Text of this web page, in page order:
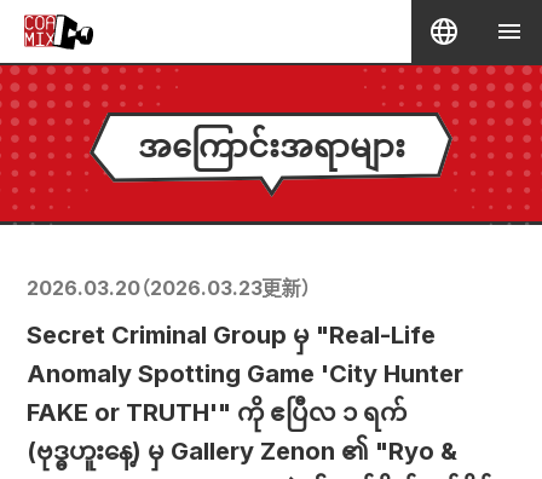
အကြောင်းအရာများ
2026.03.20（2026.03.23更新）
Secret Criminal Group မှ "Real-Life
Anomaly Spotting Game 'City Hunter
FAKE or TRUTH'" ကို ဧပြီလ ၁ ရက်
(ဗုဒ္ဓဟူးနေ့) မှ Gallery Zenon ၏ "Ryo &